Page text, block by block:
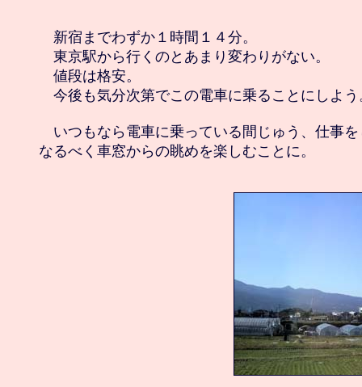
新宿までわずか１時間１４分。
東京駅から行くのとあまり変わりがない。
値段は格安。
今後も気分次第でこの電車に乗ることにしよう
いつもなら電車に乗っている間じゅう、仕事